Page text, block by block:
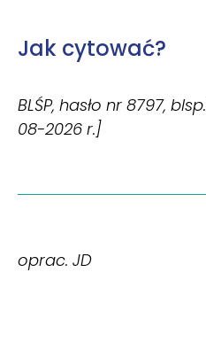
Jak cytować?
BLŚP, hasło nr 8797,
08-2026 r.]
oprac. JD